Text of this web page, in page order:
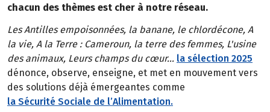
chacun des thèmes est cher à notre réseau.
Les Antilles empoisonnées, la banane, le chlordécone, A
la vie, A la Terre : Cameroun, la terre des femmes, L'usine
des animaux, Leurs champs du cœur… la sélection 2025
dénonce, observe, enseigne, et met en mouvement vers
des solutions déjà émergeantes comme
la Sécurité Sociale de l’Alimentation.